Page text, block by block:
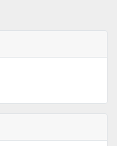
results.